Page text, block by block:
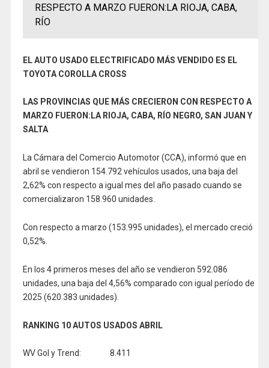
RESPECTO A MARZO FUERON:LA RIOJA, CABA,
RÍO
EL AUTO USADO ELECTRIFICADO MÁS VENDIDO ES EL
TOYOTA COROLLA CROSS
LAS PROVINCIAS QUE MÁS CRECIERON CON RESPECTO A
MARZO FUERON:LA RIOJA, CABA, RÍO NEGRO, SAN JUAN Y
SALTA
La Cámara del Comercio Automotor (CCA), informó que en
abril se vendieron 154.792 vehículos usados, una baja del
2,62% con respecto a igual mes del año pasado cuando se
comercializaron 158.960 unidades.
Con respecto a marzo (153.995 unidades), el mercado creció
0,52%.
En los 4 primeros meses del año se vendieron 592.086
unidades, una baja del 4,56% comparado con igual período de
2025 (620.383 unidades).
RANKING 10 AUTOS USADOS ABRIL
WV Gol y Trend: 8.411